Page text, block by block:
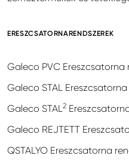
ERESZCSATORNARENDSZEREK
Galeco PVC Ereszcsatorna
Galeco STAL
Galeco STAL2
Galeco REJTETT
QSTALYO Ereszcsatorna